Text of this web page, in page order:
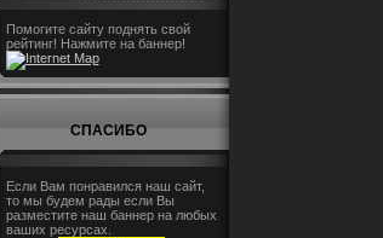
Помогите сайту поднять свой
рейтинг! Нажмите на баннер!
СПАСИБО
Если Вам понравился наш сайт,
то мы будем рады если Вы
разместите наш баннер на любых
ваших ресурсах.